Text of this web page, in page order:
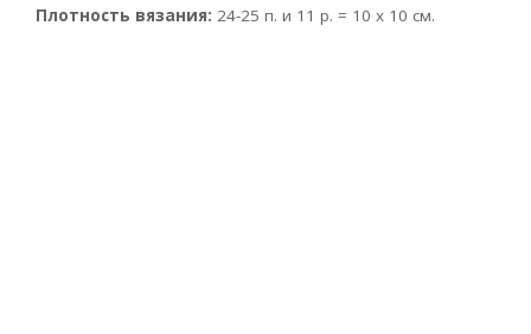
Плотность вязания: 24-25 п. и 11 р. = 10 x 10 см.